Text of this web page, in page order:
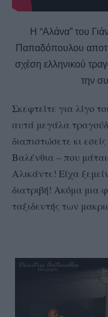
Η “Αλάνα” του
Παπαδόπουλου
σχέση ελληνικού
την
Σκεφτείτε για λίγο
αυτά μεγάλα
διαπιστώσετε κι
Βαλένθια – που
Αλικάντε! Είχα
διατριβή! Ακόμα μια
ταξιδευτής των